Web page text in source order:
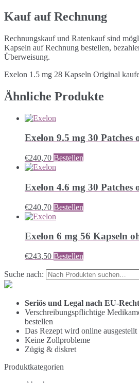
Kauf auf Rechnung
Rechnungskauf und Ratenkauf sind
Kapseln auf Rechnung bestellen,
Überweisung.
Exelon 1.5 mg 28 Kapseln Original
Ähnliche Produkte
Exelon 9.5 mg 30 Patches
€240,70 Bestellen
Exelon 4.6 mg 30 Patches
€240,70 Bestellen
Exelon 6 mg 56 Kapseln
€243,50 Bestellen
Suche nach:
Seriös und Legal nach EU-Recht
Verschreibungspflichtige
bestellen
Das Rezept wird online ausgestellt
Keine Zollprobleme
Zügig & diskret
Produktkategorien